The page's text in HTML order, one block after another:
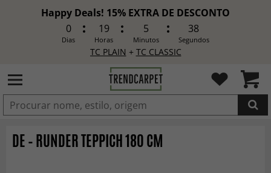
Happy Deals! 15% EXTRA DE DESCONTO
0
Dias
19
Horas
5
Minutos
37
Segundos
TC PLAIN + TC CLASSIC
ADICIONADO
DE – RUNDER TEPPICH 180 CM